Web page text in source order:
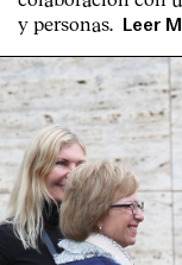
y personas.
Leer